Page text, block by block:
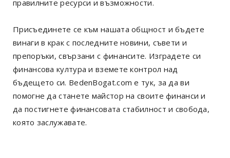
правилните ресурси и възможности.
Присъединете се към нашата общност и бъдете
винаги в крак с последните новини, съвети и
препоръки, свързани с финансите. Изградете си
финансова култура и вземете контрол над
бъдещето си. BedenBogat.com е тук, за да ви
помогне да станете майстор на своите финанси и
да постигнете финансовата стабилност и свобода,
която заслужавате.